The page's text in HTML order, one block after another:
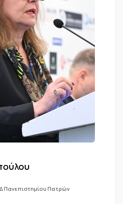
Πανεπιστημίου Πατρών